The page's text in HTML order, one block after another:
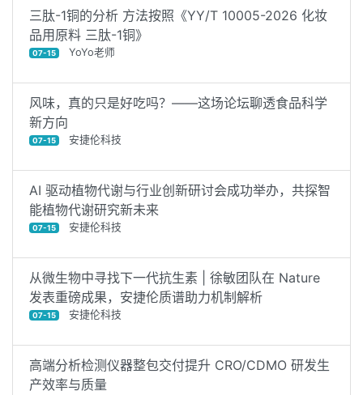
三肽-1铜的分析 方法按照《YY/T 10005-2026 化妆
品用原料 三肽-1铜》
07-15 YoYo老师
风味，真的只是好吃吗？——这场论坛聊透食品科学
新方向
07-15 安捷伦科技
AI 驱动植物代谢与行业创新研讨会成功举办，共探智
能植物代谢研究新未来
07-15 安捷伦科技
从微生物中寻找下一代抗生素 | 徐敏团队在 Nature
发表重磅成果，安捷伦质谱助力机制解析
07-15 安捷伦科技
高端分析检测仪器整包交付提升 CRO/CDMO 研发生
产效率与质量